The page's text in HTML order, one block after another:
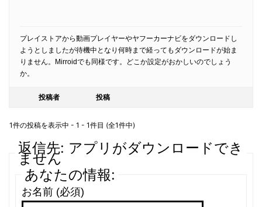
プレイストアから動画プレイヤーやヤフーカーナビをダウンロードし
ようとしましたが待機中となり何時まで経ってもダウンロードが始ま
りません。Mirroidでも同様です。どこか設定がおかしいのでしょう
か。
投稿者 投稿
1件の投稿を表示中 - 1 - 1件目 (全1件中)
返信先: アプリがダウンロードでき
ません
あなたの情報:
お名前 (必須)